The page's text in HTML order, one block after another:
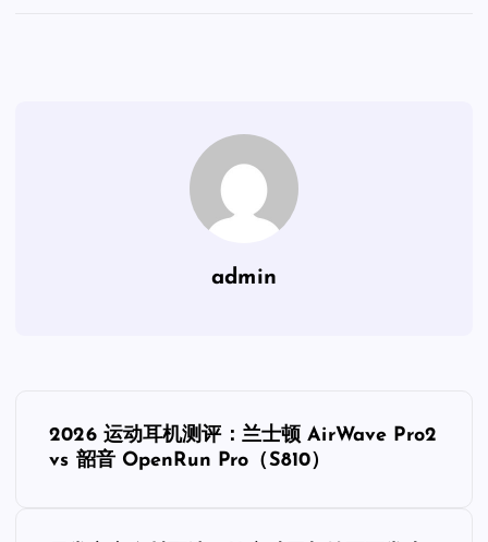
admin
文
章
2026 运动耳机测评：兰士顿 AirWave Pro2
vs 韶音 OpenRun Pro（S810）